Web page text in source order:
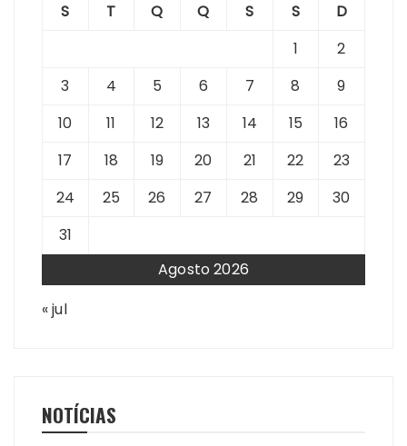
Agosto 2026
S T Q Q S S
D
1
2
3
4 5 6 7 8
9
10
11 12 13 14 15
16
17
18 19 20 21 22
23
24
25 26 27 28 29
30
31
« jul
NOTÍCIAS